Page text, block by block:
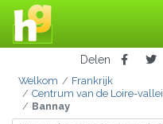
Delen
Welkom
Frankrijk
Centrum van de Loire-vallei
Bannay